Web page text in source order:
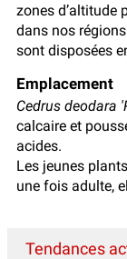
zones d’altitude
dans nos
sont disposées
Emplacement
Cedrus deodara
calcaire et
acides.
Les jeunes
une fois adulte,
Tendances